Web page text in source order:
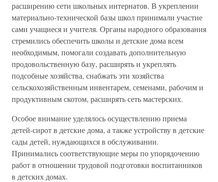
расширению сети школьных интернатов. В укреплении
материально-технической базы школ принимали участие
сами учащиеся и учителя. Органы народного образования
стремились обеспечить школы и детские дома всем
необходимым, помогали создавать дополнительную
продовольственную базу, расширять и укреплять
подсобные хозяйства, снабжать эти хозяйства
сельскохозяйственным инвентарем, семенами, рабочим и
продуктивным скотом, расширять сеть мастерских.
Особое внимание уделялось осуществлению приема
детей-сирот в детские дома, а также устройству в детские
сады детей, нуждающихся в обслуживании.
Принимались соответствующие меры по упорядочению
работ в отношении трудовой подготовки воспитанников
в детских домах.